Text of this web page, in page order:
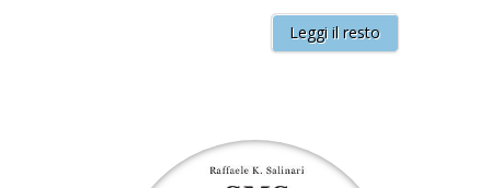
Leggi il resto